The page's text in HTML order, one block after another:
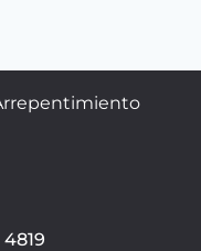
4819